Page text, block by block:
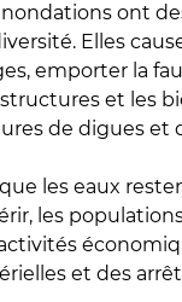
ont
Elles
emporter la
et les
de digues et
les eaux
les
et des